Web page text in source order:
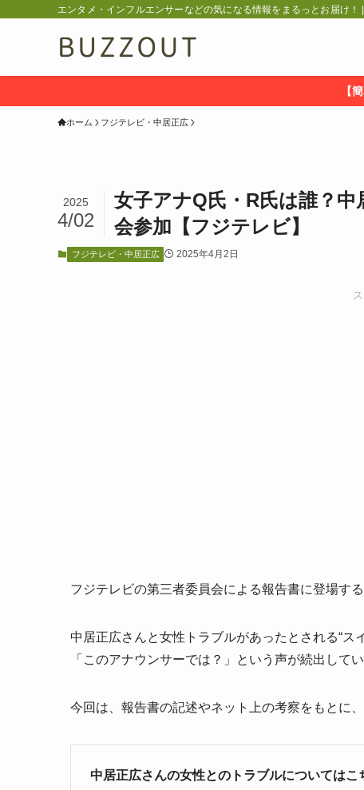
エンタメ・インフルエンサーなどの気になる情報をまるっとお届け！
【
ホーム フジテレビ・中居正広
女子アナQ氏・R氏は誰？
会参加【フジテレビ】
2025
4/02
フジテレビ・中居正広 2025年4月2日
フジテレビの第三者委員会による報告書に登場す
中居正広さんと女性トラブルがあったとされる“
「このアナウンサーでは？」という声が続出してい
今回は、報告書の記述やネット上の考察をもとに
中居正広さんの女性とのトラブルについてはこ